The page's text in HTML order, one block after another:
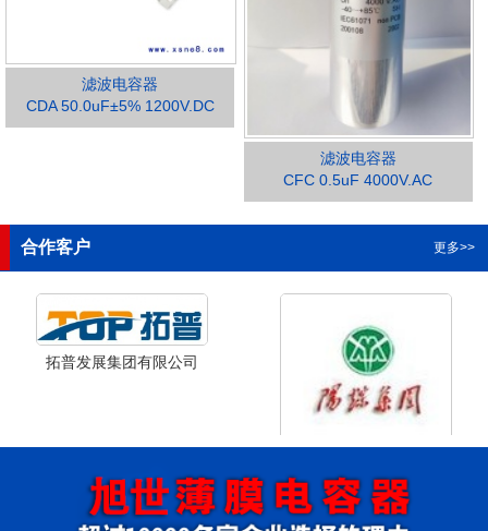
滤波电容器
CDA 50.0uF±5% 1200V.DC
滤波电容器
CFC 0.5uF 4000V.AC
合作客户 更多>>
拓普发展集团有限公司
山西省阳泉市阳泉煤业集团